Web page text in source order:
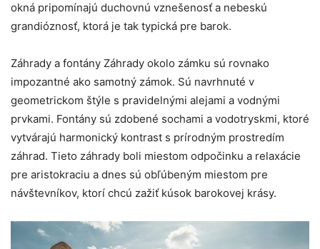
okná pripomínajú duchovnú vznešenosť a nebeskú
grandióznosť, ktorá je tak typická pre barok.
Záhrady a fontány Záhrady okolo zámku sú rovnako
impozantné ako samotný zámok. Sú navrhnuté v
geometrickom štýle s pravidelnými alejami a vodnými
prvkami. Fontány sú zdobené sochami a vodotryskmi, ktoré
vytvárajú harmonický kontrast s prírodným prostredím
záhrad. Tieto záhrady boli miestom odpočinku a relaxácie
pre aristokraciu a dnes sú obľúbeným miestom pre
návštevníkov, ktorí chcú zažiť kúsok barokovej krásy.